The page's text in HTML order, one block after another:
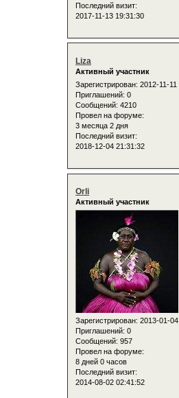
Последний визит:
2017-11-13 19:31:30
Liza
Активный участник
Зарегистрирован: 2012-11-11
Приглашений: 0
Сообщений: 4210
Провел на форуме:
3 месяца 2 дня
Последний визит:
2018-12-04 21:31:32
Orli
Активный участник
Зарегистрирован: 2013-01-04
Приглашений: 0
Сообщений: 957
Провел на форуме:
8 дней 0 часов
Последний визит:
2014-08-02 02:41:52